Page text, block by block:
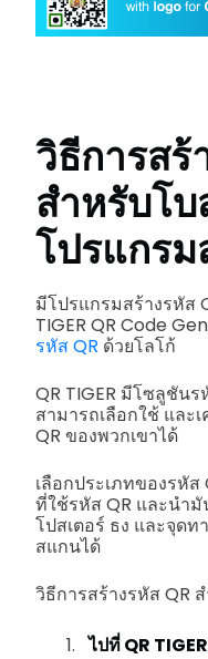
วิธีการสร้
สำหรับโ
โปรแกรม
มีโปรแกรมสร้างรหัส
TIGER QR Code
รหัส QR ด้วยโลโก้
QR TIGER มีโซลูชัน
สามารถเลือกใช้ และ
QR ของพวกเขาได้
เลือกประเภทของรหัส
ที่ใช้รหัส QR และนำมั
โปสเตอร์ ธง และจุดท
สแกนได้
วิธีการสร้างรหัส QR
ไปที่ QR TIGER